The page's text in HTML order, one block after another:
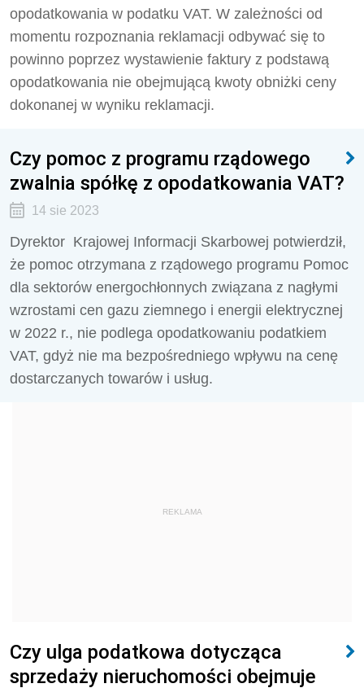
opodatkowania w podatku VAT. W zależności od
momentu rozpoznania reklamacji odbywać się to
powinno poprzez wystawienie faktury z podstawą
opodatkowania nie obejmującą kwoty obniżki ceny
dokonanej w wyniku reklamacji.
Czy pomoc z programu rządowego
zwalnia spółkę z opodatkowania VAT?
14 sie 2023
Dyrektor Krajowej Informacji Skarbowej potwierdził,
że pomoc otrzymana z rządowego programu Pomoc
dla sektorów energochłonnych związana z nagłymi
wzrostami cen gazu ziemnego i energii elektrycznej
w 2022 r., nie podlega opodatkowaniu podatkiem
VAT, gdyż nie ma bezpośredniego wpływu na cenę
dostarczanych towarów i usług.
REKLAMA
Czy ulga podatkowa dotycząca
sprzedaży nieruchomości obejmuje